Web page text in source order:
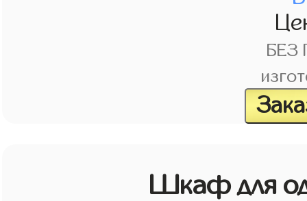
БЕЗ
Шкаф для